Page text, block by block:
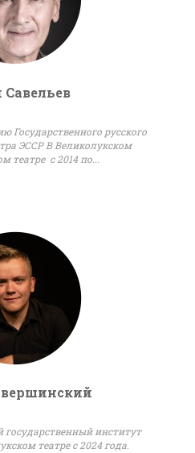
Государственного русского
ЭССР В Великолукском
театре с 2014 по...
государственный институт
театре с 2024 года.